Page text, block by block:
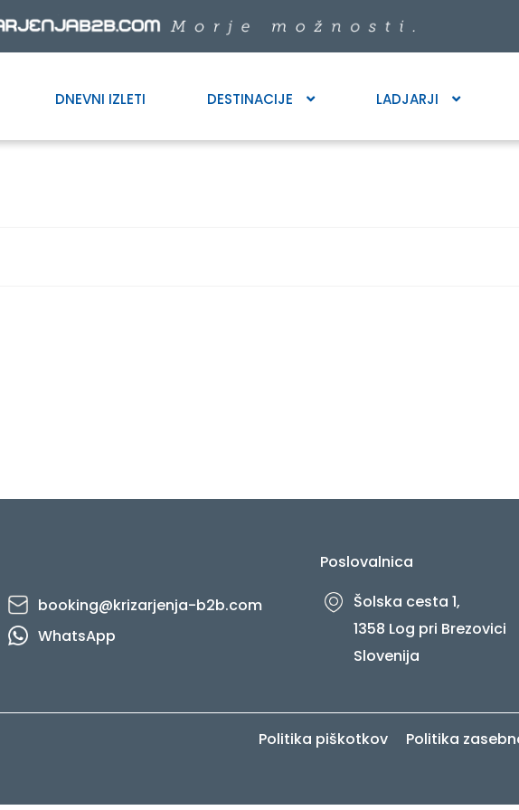
DNEVNI IZLETI DESTINACIJE LADJARJI
booking@krizarjenja-b2b.com
WhatsApp
Poslovalnica
Šolska cesta 1,
1358 Log pri Brezovici
Slovenija
Politika piškotkov Politika